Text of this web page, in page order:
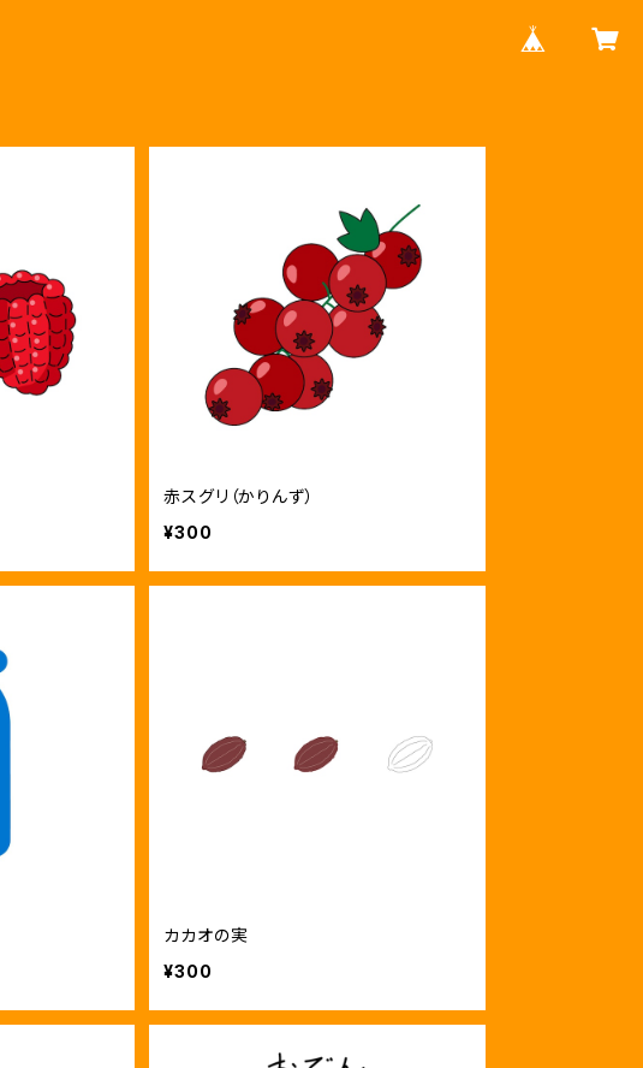
赤スグリ（かりんず）
¥300
カカオの実
¥300